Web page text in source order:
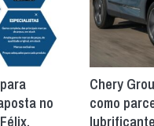
no
Chery
como